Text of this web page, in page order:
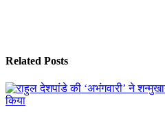
Related Posts